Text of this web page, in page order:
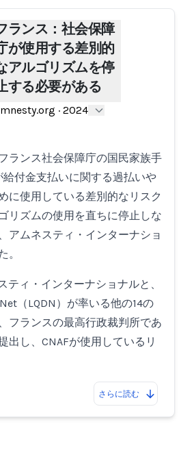
ランス：社会保障
が使用する差別的
アルゴリズムを停
する必要がある
· 2024
ランス社会保障庁の国民家族手
給付金支払いに関する過払いや
に使用している差別的なリスク
リズムの使用を直ちに停止しな
アムネスティ・インターナショ
。
ティ・インターナショナルと、
（LQDN）が率いる他の14の
フランスの最高行政裁判所であ
出し、CNAFが使用しているリ
さらに読む